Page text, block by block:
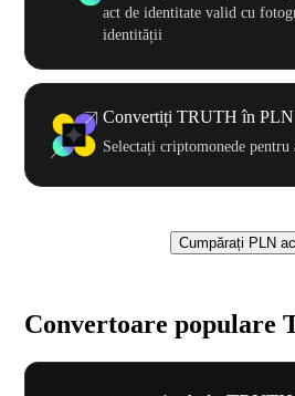
act de identitate valid cu
identității
Convertiți TRUTH în PLN
Selectați criptomonede pentru
Cumpărați PLN
Convertoare populare